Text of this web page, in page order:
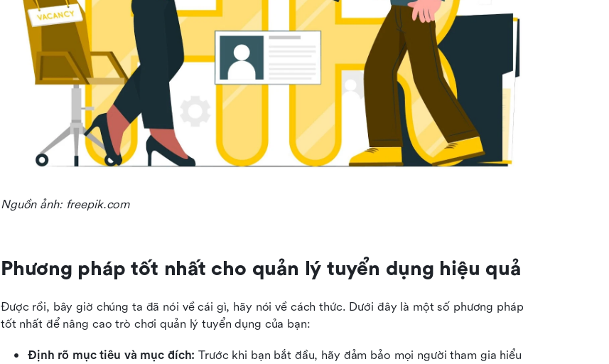
Nguồn ảnh: freepik.com
Phương pháp tốt nhất cho quản lý tuyển dụng hiệu quả
Được rồi, bây giờ chúng ta đã nói về cái gì, hãy nói về cách thức. Dưới đây là một số phương pháp
tốt nhất để nâng cao trò chơi quản lý tuyển dụng của bạn:
Định rõ mục tiêu và mục đích: Trước khi bạn bắt đầu, hãy đảm bảo mọi người tham gia hiểu